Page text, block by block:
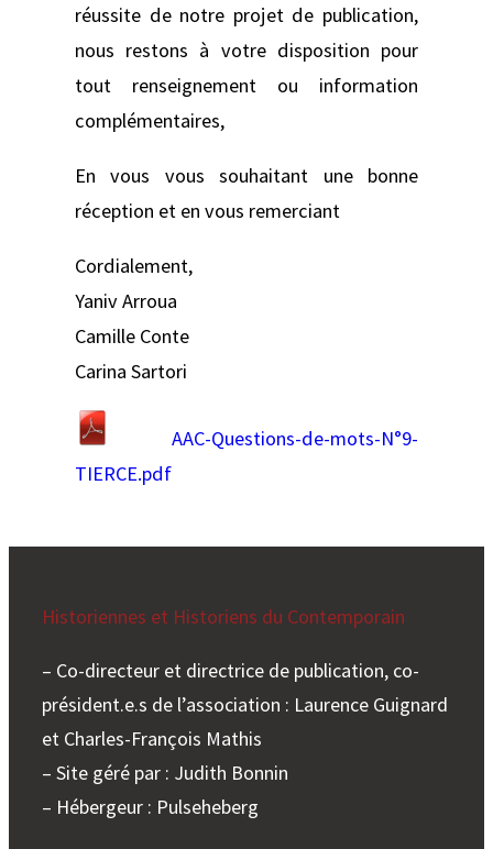
réussite de notre projet de publication,
nous restons à votre disposition pour
tout renseignement ou information
complémentaires,
En vous vous souhaitant une bonne
réception et en vous remerciant
Cordialement,
Yaniv Arroua
Camille Conte
Carina Sartori
AAC-Questions-de-mots-N°9-
TIERCE.pdf
Historiennes et Historiens du Contemporain
– Co-directeur et directrice de publication, co-
président.e.s de l’association : Laurence Guignard
et Charles-François Mathis
– Site géré par : Judith Bonnin
– Hébergeur : Pulseheberg